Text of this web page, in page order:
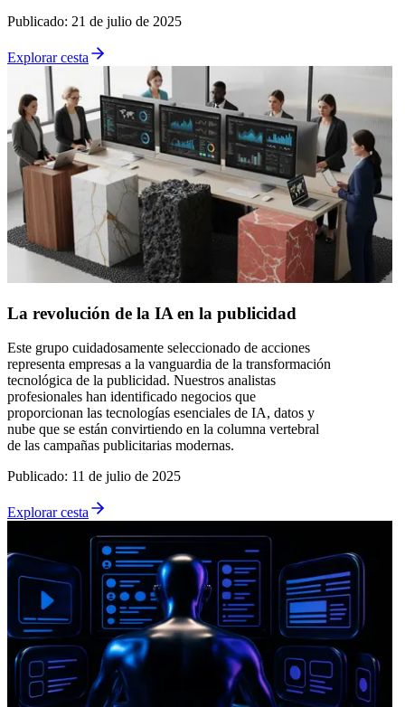
Publicado: 21 de julio de 2025
Explorar cesta
La revolución de la IA en la publicidad
Este grupo cuidadosamente seleccionado de acciones
representa empresas a la vanguardia de la transformación
tecnológica de la publicidad. Nuestros analistas
profesionales han identificado negocios que
proporcionan las tecnologías esenciales de IA, datos y
nube que se están convirtiendo en la columna vertebral
de las campañas publicitarias modernas.
Publicado: 11 de julio de 2025
Explorar cesta